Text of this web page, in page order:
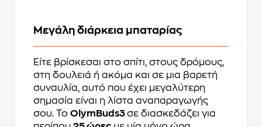
Μεγάλη διάρκεια μπαταρίας
Είτε βρίσκεσαι στο σπίτι, στους δρόμους,
στη δουλειά ή ακόμα και σε μια βαρετή
συναυλία, αυτό που έχει μεγαλύτερη
σημασία είναι η λίστα αναπαραγωγής
σου. Το OlymBuds3σε διασκεδάζει για